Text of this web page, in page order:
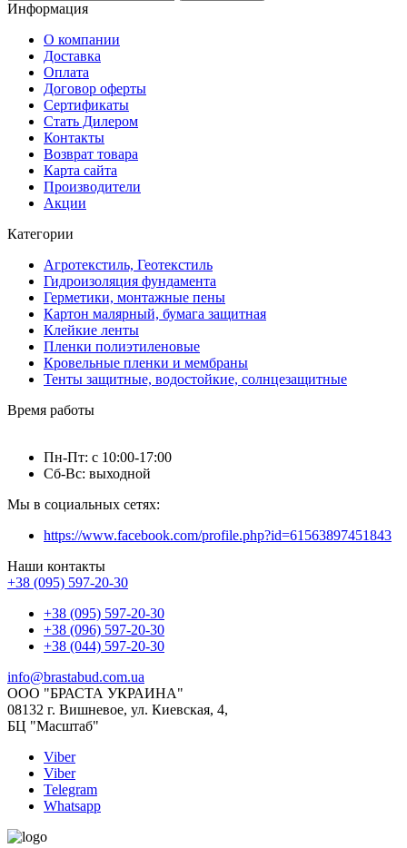
Информация
О компании
Доставка
Оплата
Договор оферты
Сертификаты
Стать Дилером
Контакты
Возврат товара
Карта сайта
Производители
Акции
Категории
Агротекстиль, Геотекстиль
Гидроизоляция фундамента
Герметики, монтажные пены
Картон малярный, бумага защитная
Клейкие ленты
Пленки полиэтиленовые
Кровельные пленки и мембраны
Тенты защитные, водостойкие, солнцезащитные
Время работы
Пн-Пт: с 10:00-17:00
Сб-Вс: выходной
Мы в социальных сетях:
https://www.facebook.com/profile.php?id=61563897451843
Наши контакты
+38 (095) 597-20-30
+38 (095) 597-20-30
+38 (096) 597-20-30
+38 (044) 597-20-30
info@brastabud.com.ua
ООО "БРАСТА УКРАИНА"
08132 г. Вишневое, ул. Киевская, 4,
БЦ "Масштаб"
Viber
Viber
Telegram
Whatsapp